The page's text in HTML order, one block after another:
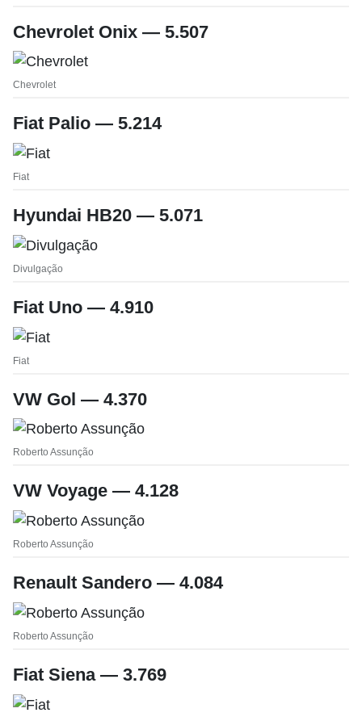
Chevrolet Onix — 5.507
Chevrolet
Fiat Palio — 5.214
Fiat
Hyundai HB20 — 5.071
Divulgação
Fiat Uno — 4.910
Fiat
VW Gol — 4.370
Roberto Assunção
VW Voyage — 4.128
Roberto Assunção
Renault Sandero — 4.084
Roberto Assunção
Fiat Siena — 3.769